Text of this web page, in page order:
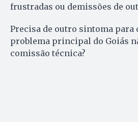
frustradas ou demissões de
Precisa de outro sintoma para
problema principal do Goiás
comissão técnica?